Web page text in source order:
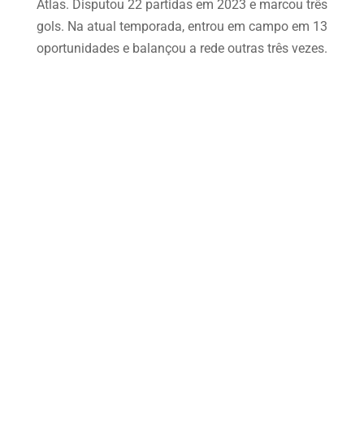
Atlas. Disputou 22 partidas em 2023 e marcou três
gols. Na atual temporada, entrou em campo em 13
oportunidades e balançou a rede outras três vezes.